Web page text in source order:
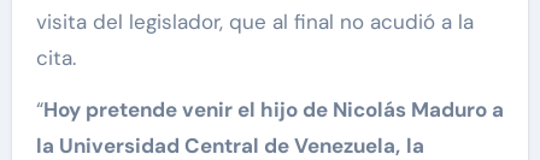
visita del legislador, que al final no acudió a la
cita.
“Hoy pretende venir el hijo de Nicolás Maduro a
la Universidad Central de Venezuela, la